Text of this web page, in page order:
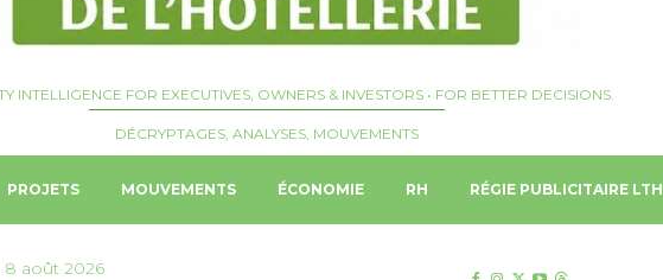
INTELLIGENCE FOR EXECUTIVES, OWNERS & INVESTORS • FOR BETTER DECISIONS.
DÉCRYPTAGES, ANALYSES, MOUVEMENTS
PROJETS MOUVEMENTS ÉCONOMIE RH RÉGIE PUBLICITAIRE LTH
8 août 2026